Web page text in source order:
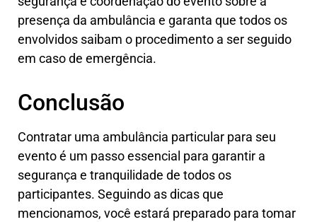
presença da ambulância e garanta que todos os
envolvidos saibam o procedimento a ser seguido
em caso de emergência.
Conclusão
Contratar uma ambulância particular para seu
evento é um passo essencial para garantir a
segurança e tranquilidade de todos os
participantes. Seguindo as dicas que
mencionamos, você estará preparado para tomar